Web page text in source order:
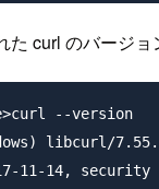
curl のバージョ
--version
libcurl/7.55.1